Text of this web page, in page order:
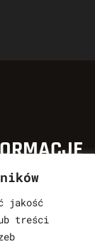
jakość
treści
SHOT